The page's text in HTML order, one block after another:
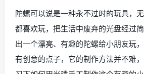
这件光盘挂饰是挂在我更衣箱里的。
以上就是小编为您介绍的废旧光盘手
助到您。更多关于旧光盘手工制作的